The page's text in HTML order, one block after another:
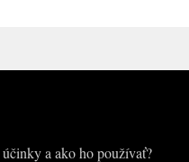
a ako ho používať?